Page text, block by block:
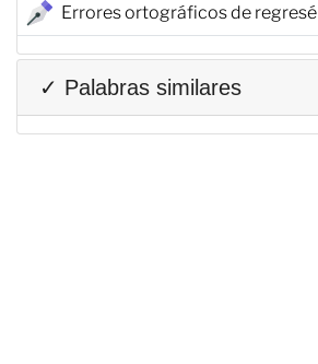
Errores ortográficos de regresé
✓ Palabras similares